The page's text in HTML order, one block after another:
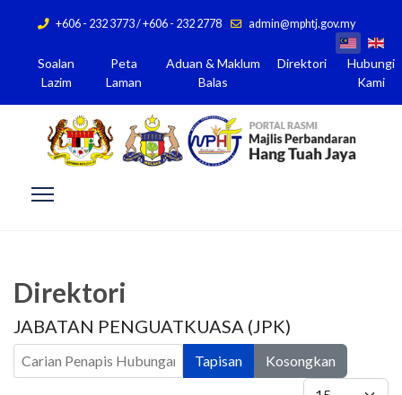
+606 - 232 3773 / +606 - 232 2778 admin@mphtj.gov.my
Soalan
Lazim
Peta
Laman
Aduan & Maklum
Balas
Direktori
Hubungi
Kami
Direktori
JABATAN PENGUATKUASA (JPK)
Tapisan Kosongkan
Papar #